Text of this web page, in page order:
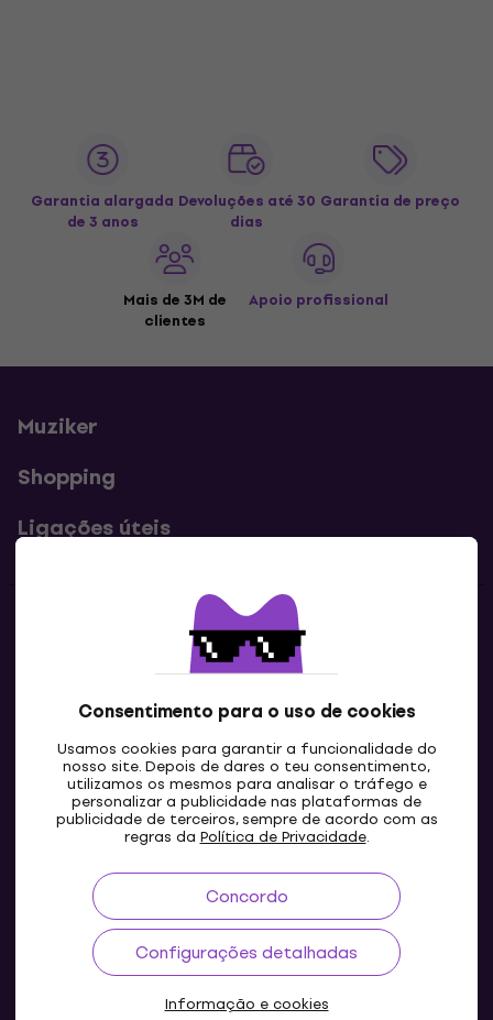
Consentimento para o uso de cookies
Usamos cookies para garantir a funcionalidade do
nosso site. Depois de dares o teu consentimento,
utilizamos os mesmos para analisar o tráfego e
personalizar a publicidade nas plataformas de
publicidade de terceiros, sempre de acordo com as
regras da Política de Privacidade.
Concordo
Configurações detalhadas
Informação e cookies
Garantia alargada
de 3 anos
Devoluções até 30
dias
Garantia de preço
Mais de 3M de
clientes
Apoio profissional
Muziker
Shopping
Ligações úteis
Contatos
Contacta-nos
PT